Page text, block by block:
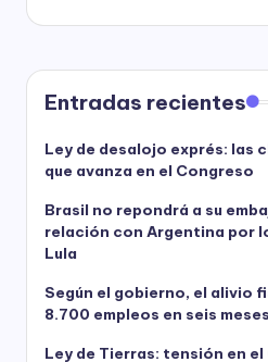
Entradas recientes
Ley de desalojo exprés: las
que avanza en el Congreso
Brasil no repondrá a su
relación con Argentina por
Lula
Según el gobierno, el alivio
8.700 empleos en seis meses
Ley de Tierras: tensión en